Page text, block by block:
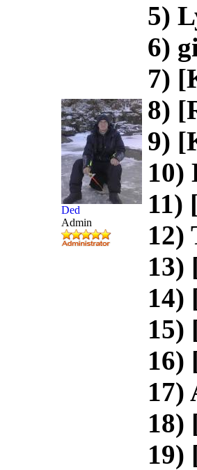
Ded
Admin
5)
6)
7)
8)
9)
10)
11)
12)
13)
14)
15)
16)
17)
18)
19)